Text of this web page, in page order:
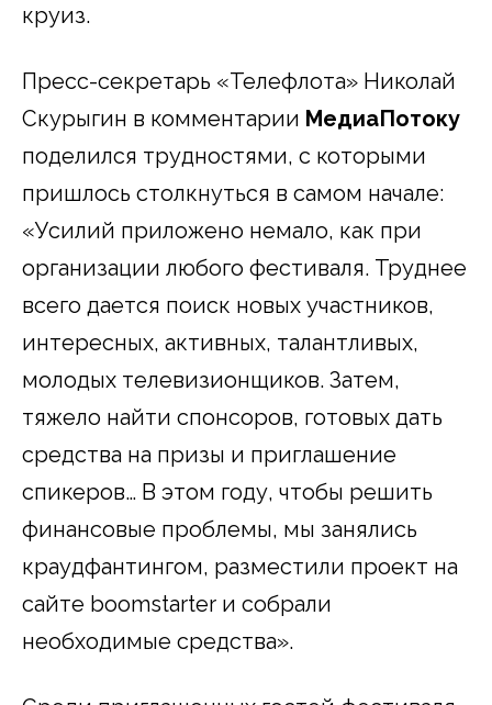
круиз.
Пресс-секретарь «Телефлота» Николай
Скурыгин в комментарии МедиаПотоку
поделился трудностями, с которыми
пришлось столкнуться в самом начале:
«Усилий приложено немало, как при
организации любого фестиваля. Труднее
всего дается поиск новых участников,
интересных, активных, талантливых,
молодых телевизионщиков. Затем,
тяжело найти спонсоров, готовых дать
средства на призы и приглашение
спикеров… В этом году, чтобы решить
финансовые проблемы, мы занялись
краудфантингом, разместили проект на
сайте boomstarter и собрали
необходимые средства».